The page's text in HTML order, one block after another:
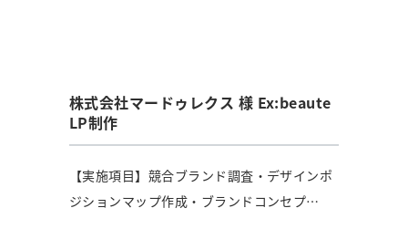
株式会社マードゥレクス 様 Ex:beaute
LP制作
【実施項目】競合ブランド調査・デザインポ
ジションマップ作成・ブランドコンセプ